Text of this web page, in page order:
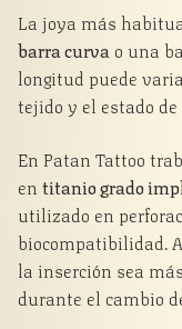
La joya más
barra curva o una
longitud puede
tejido y el estado
En Patan Tattoo
en titanio grado
utilizado en
biocompatibilidad.
la inserción sea
durante el cambio